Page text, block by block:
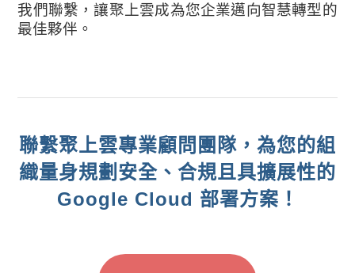
我們聯繫，讓聚上雲成為您企業邁向智慧轉型的
最佳夥伴。
聯繫聚上雲專業顧問團隊，為您的組
織量身規劃安全、合規且具擴展性的
Google Cloud 部署方案！